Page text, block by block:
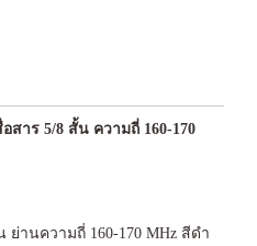
สาร 5/8 สั้น ความถี่ 160-170
ย่านความถี่ 160-170 MHz สีดำ